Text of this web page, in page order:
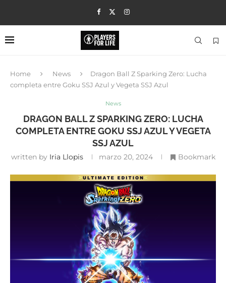
Home News
Dragon Ball Z Sparking Zero: Lucha
completa entre Goku SSJ Azul y Vegeta SSJ Azul
News
DRAGON BALL Z SPARKING ZERO: LUCHA
COMPLETA ENTRE GOKU SSJ AZUL Y VEGETA
SSJ AZUL
written by Iria Llopis marzo 20, 2024 Bookmark